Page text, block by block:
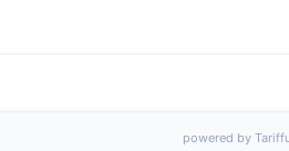
powered by